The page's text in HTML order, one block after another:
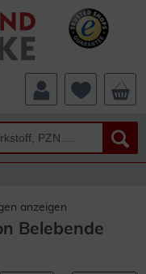
anzeigen
Belebende